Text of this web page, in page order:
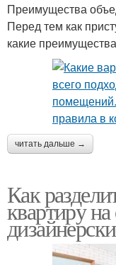
Преимущества
Перед тем как
какие
читать дальше →
Как
квартиру